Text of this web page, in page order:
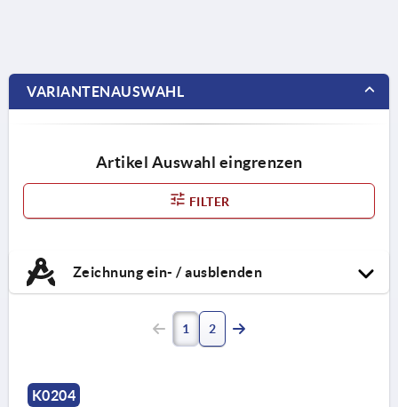
VARIANTENAUSWAHL
Artikel Auswahl eingrenzen
FILTER
Zeichnung ein- / ausblenden
1 2
K0204